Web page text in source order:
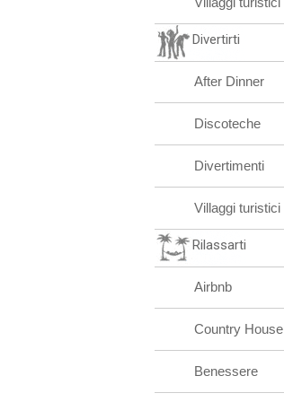
Divertirti
After Dinner
Discoteche
Divertimenti
Villaggi turistici
Rilassarti
Airbnb
Country House
Benessere